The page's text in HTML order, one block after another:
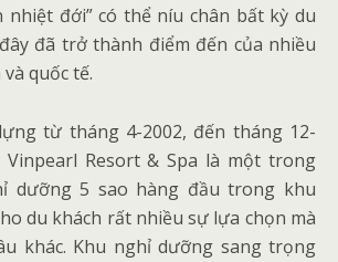
nhiệt đới” có thể níu chân bất kỳ du
đã trở thành điểm đến của nhiều
quốc tế.
từ tháng 4-2002, đến tháng 12-
Vinpearl Resort & Spa là một trong
dưỡng 5 sao hàng đầu trong khu
du khách rất nhiều sự lựa chọn mà
khác. Khu nghỉ dưỡng sang trọng